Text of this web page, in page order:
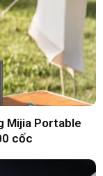
ngày và thiết kế
Mijia Portable
cốc